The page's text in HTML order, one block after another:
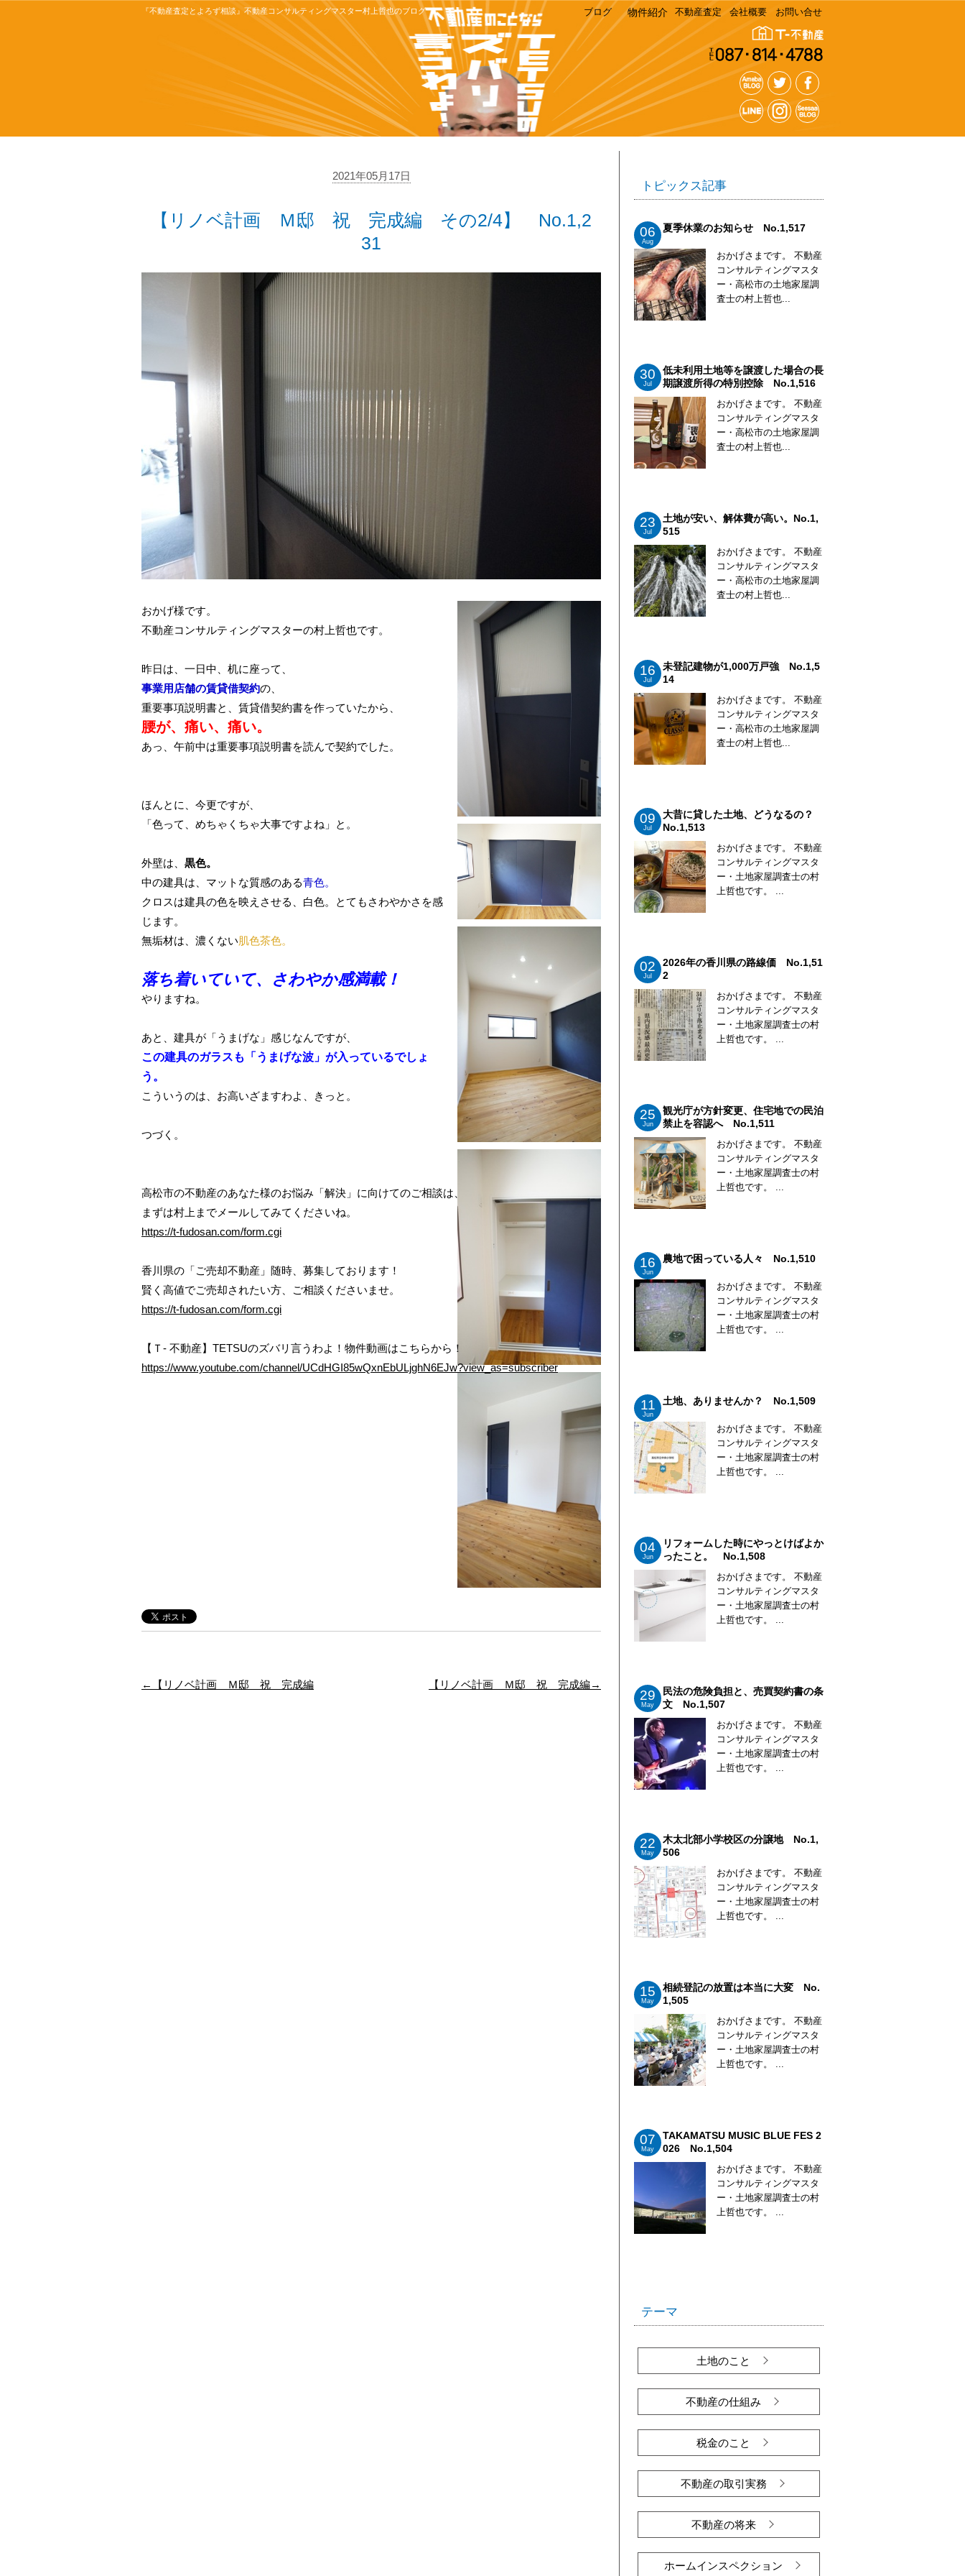
『不動産査定とよろず相談』不動産コンサルティングマスター村上哲也のブログ ブログ 物件紹介 不動産査定 会社概要 お問い合せ
2021年05月17日
【リノベ計画 Ｍ邸 祝 完成編 その2/4】 No.1,2
31
おかげ様です。
不動産コンサルティングマスターの村上哲也です。
昨日は、一日中、机に座って、
事業用店舗の賃貸借契約の、
重要事項説明書と、賃貸借契約書を作っていたから、
腰が、痛い、痛い。
あっ、午前中は重要事項説明書を読んで契約でした。
ほんとに、今更ですが、
「色って、めちゃくちゃ大事ですよね」と。
外壁は、 黒色。
中の建具は、マットな質感のある青色。
クロスは建具の色を映えさせる、白色。とてもさわやかさを感
じます。
無垢材は、濃くない肌色茶色。
落ち着いていて、さわやか感満載！
やりますね。
あと、建具が「うまげな」感じなんですが、
この建具のガラスも「うまげな波」が入っているでしょ
う。
こういうのは、お高いざますわよ、きっと。
つづく。
高松市の不動産のあなた様のお悩み「解決」に向けてのご相談は、
https://t-fudosan.com/form.cgi
香川県の「ご売却不動産」随時、募集しております！
https://t-fudosan.com/form.cgi
https://www.youtube.com/channel/UCdHGI85wQxnEbULjghN6EJw?view_as=subscriber
←【リノベ計画 Ｍ邸 祝 完成編 【リノベ計画 Ｍ邸 祝 完成編→
トピックス記事
06
Aug
夏季休業のお知らせ No.1,517
おかげさまです。 不動産
コンサルティングマスタ
ー・高松市の土地家屋調
査士の村上哲也...
30
Jul
低未利用土地等を譲渡した場合の長
期譲渡所得の特別控除 No.1,516
おかげさまです。 不動産
コンサルティングマスタ
ー・高松市の土地家屋調
査士の村上哲也...
23
Jul
土地が安い、解体費が高い。No.1,
515
おかげさまです。 不動産
コンサルティングマスタ
ー・高松市の土地家屋調
査士の村上哲也...
16
Jul
未登記建物が1,000万戸強 No.1,5
14
おかげさまです。 不動産
コンサルティングマスタ
ー・高松市の土地家屋調
査士の村上哲也...
09
Jul
大昔に貸した土地、どうなるの？
No.1,513
おかげさまです。 不動産
コンサルティングマスタ
ー・土地家屋調査士の村
上哲也です。 ...
02
Jul
2026年の香川県の路線価 No.1,51
2
おかげさまです。 不動産
コンサルティングマスタ
ー・土地家屋調査士の村
上哲也です。 ...
25
Jun
観光庁が方針変更、住宅地での民泊
禁止を容認へ No.1,511
おかげさまです。 不動産
コンサルティングマスタ
ー・土地家屋調査士の村
上哲也です。 ...
16
Jun
農地で困っている人々 No.1,510
おかげさまです。 不動産
コンサルティングマスタ
ー・土地家屋調査士の村
上哲也です。 ...
11
Jun
土地、ありませんか？ No.1,509
おかげさまです。 不動産
コンサルティングマスタ
ー・土地家屋調査士の村
上哲也です。 ...
04
Jun
リフォームした時にやっとけばよか
ったこと。 No.1,508
おかげさまです。 不動産
コンサルティングマスタ
ー・土地家屋調査士の村
上哲也です。 ...
29
May
民法の危険負担と、売買契約書の条
文 No.1,507
おかげさまです。 不動産
コンサルティングマスタ
ー・土地家屋調査士の村
上哲也です。 ...
22
May
木太北部小学校区の分譲地 No.1,
506
おかげさまです。 不動産
コンサルティングマスタ
ー・土地家屋調査士の村
上哲也です。 ...
15
May
相続登記の放置は本当に大変 No.
1,505
おかげさまです。 不動産
コンサルティングマスタ
ー・土地家屋調査士の村
上哲也です。 ...
07
May
TAKAMATSU MUSIC BLUE FES 2
026 No.1,504
おかげさまです。 不動産
コンサルティングマスタ
ー・土地家屋調査士の村
上哲也です。 ...
テーマ
土地のこと
不動産の仕組み
税金のこと
不動産の取引実務
不動産の将来
ホームインスペクション